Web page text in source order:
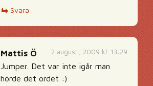
Svara
2 augusti, 2009 kl. 13:29
Mattis Ö
Jumper. Det var inte igår man
hörde det ordet :)